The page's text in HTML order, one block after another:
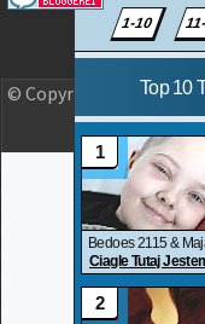
© Copyright 2023 OLJO